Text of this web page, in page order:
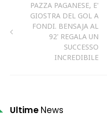
PAZZA PAGANESE, E'
GIOSTRA DEL GOL A
FONDI. BENSAJA AL
92' REGALA UN
SUCCESSO
INCREDIBILE
Ultime News